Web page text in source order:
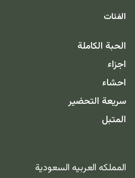
الفئات
الحبة الكاملة
اجزاء
احشاء
سريعة التحضير
المتبل
المملكه العربيه السعودية